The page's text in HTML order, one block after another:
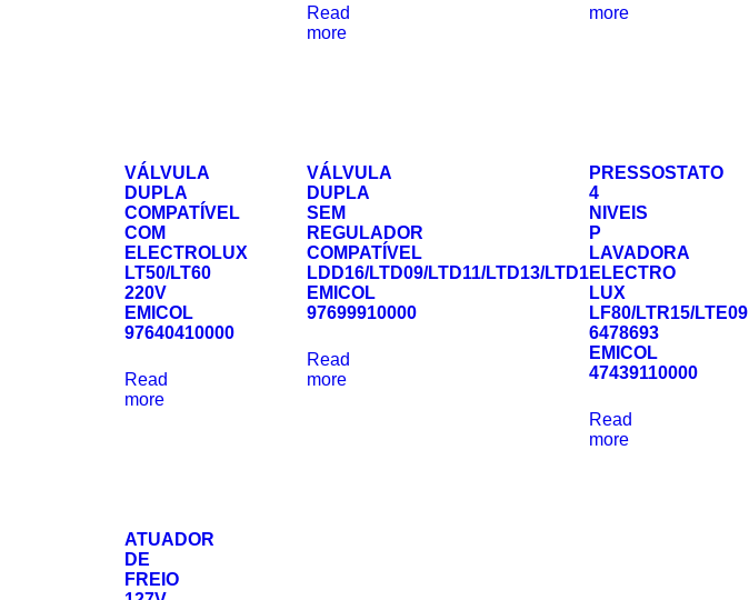
Read
more
more
VÁLVULA
DUPLA
COMPATÍVEL
COM
ELECTROLUX
LT50/LT60
220V
EMICOL
97640410000
Read
more
VÁLVULA
DUPLA
SEM
REGULADOR
COMPATÍVEL
LDD16/LTD09/LTD11/LTD13/LTD1
EMICOL
97699910000
Read
more
PRESSOSTATO
4
NIVEIS
P
LAVADORA
ELECTRO
LUX
LF80/LTR15/LTE09
6478693
EMICOL
47439110000
Read
more
ATUADOR
DE
FREIO